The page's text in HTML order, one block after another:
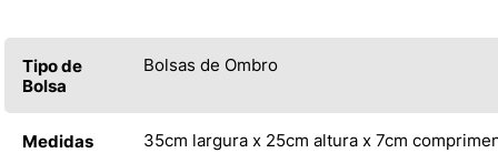
Tipo de
Bolsa
Bolsas de Ombro
Medidas 35cm largura x 25cm altura x 7cm